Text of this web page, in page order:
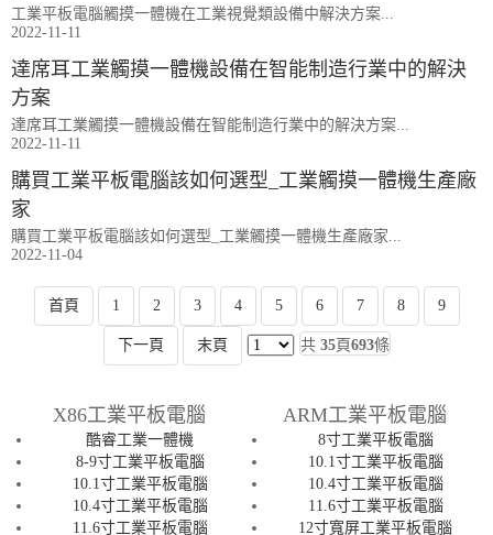
工業平板電腦觸摸一體機在工業視覺類設備中解決方案...
2022-11-11
達席耳工業觸摸一體機設備在智能制造行業中的解決
方案
達席耳工業觸摸一體機設備在智能制造行業中的解決方案...
2022-11-11
購買工業平板電腦該如何選型_工業觸摸一體機生產廠
家
購買工業平板電腦該如何選型_工業觸摸一體機生產廠家...
2022-11-04
首頁 1 2 3 4 5 6 7 8 9
下一頁 末頁 共 35頁693條
X86工業平板電腦
酷睿工業一體機
8-9寸工業平板電腦
10.1寸工業平板電腦
10.4寸工業平板電腦
11.6寸工業平板電腦
ARM工業平板電腦
8寸工業平板電腦
10.1寸工業平板電腦
10.4寸工業平板電腦
11.6寸工業平板電腦
12寸寬屏工業平板電腦